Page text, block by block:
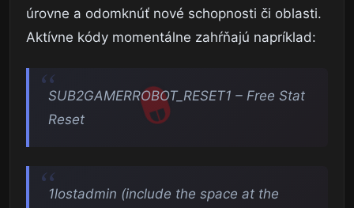
úrovne a odomknúť nové schopnosti či oblasti.
Aktívne kódy momentálne zahŕňajú napríklad:
SUB2GAMERROBOT_RESET1 – Free Stat
Reset
1lostadmin (include the space at the